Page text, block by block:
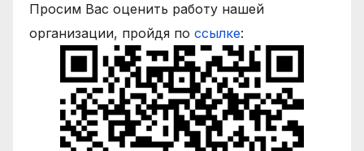
Просим Вас оценить работу нашей
организации, пройдя по ссылке: